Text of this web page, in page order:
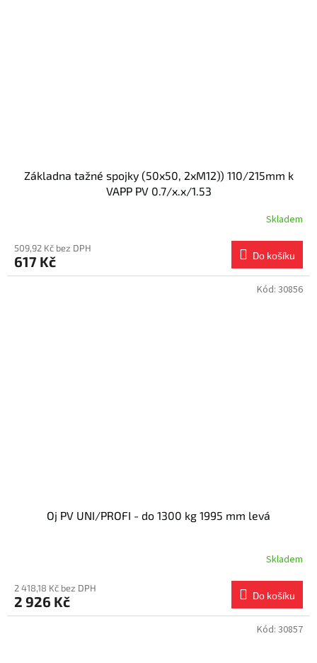
Základna tažné spojky (50x50, 2xM12)) 110/215mm k
VAPP PV 0.7/x.x/1.53
Skladem
509,92 Kč bez DPH
617 Kč Do košíku
Oj PV UNI/PROFI - do 1300 kg 1995 mm levá
Skladem
2 418,18 Kč bez DPH
2 926 Kč Do košíku
Kód: 30856
Kód: 30857